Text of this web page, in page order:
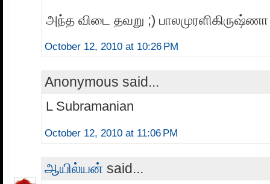
அந்த விடை தவறு ;)
October 12, 2010 at 10:26 PM
Anonymous said...
L Subramanian
October 12, 2010 at 11:06 PM
ஆயில்யன் said...